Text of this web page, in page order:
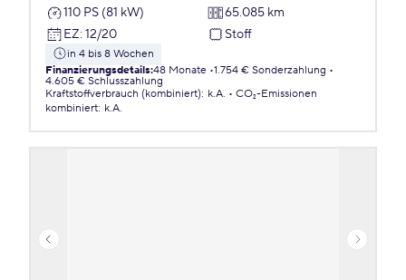
110 PS (81 kW)
65.085 km
EZ: 12/20 Stoff
in 4 bis 8 Wochen
Finanzierungsdetails:48 Monate 1.754 € Sonderzahlung
4.605 € Schlusszahlung
Kraftstoffverbrauch (kombiniert): k.A.
CO₂-Emissionen
kombiniert: k.A.